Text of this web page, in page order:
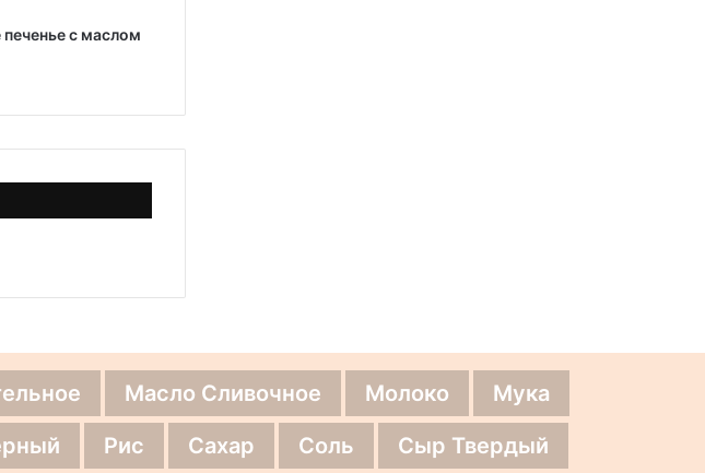
печенье с маслом
Масло Сливочное Молоко
Мука
Рис Сахар Соль Сыр Твердый